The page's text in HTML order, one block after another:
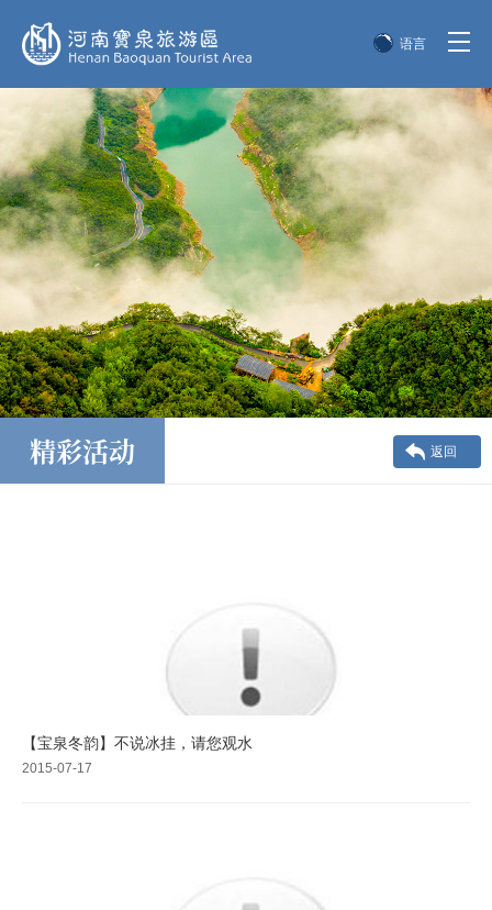
语言
English
한국어
日本語
精彩活动 返回
【宝泉冬韵】不说冰挂，请您观水
2015-07-17